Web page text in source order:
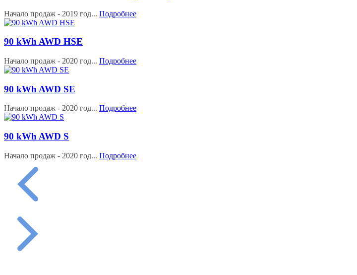
Начало продаж - 2019 год... Подробнее
90 kWh AWD HSE
Начало продаж - 2020 год... Подробнее
90 kWh AWD SE
Начало продаж - 2020 год... Подробнее
90 kWh AWD S
Начало продаж - 2020 год... Подробнее